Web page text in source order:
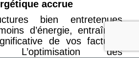
accrue
bien entretenues
d’énergie, entraînant
de vos factures
L’optimisation des